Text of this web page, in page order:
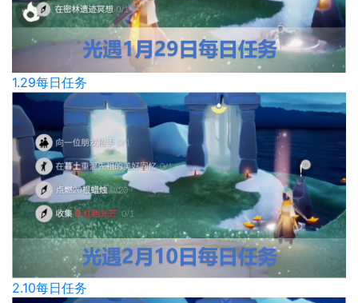
1.29每日任务
2.10每日任务